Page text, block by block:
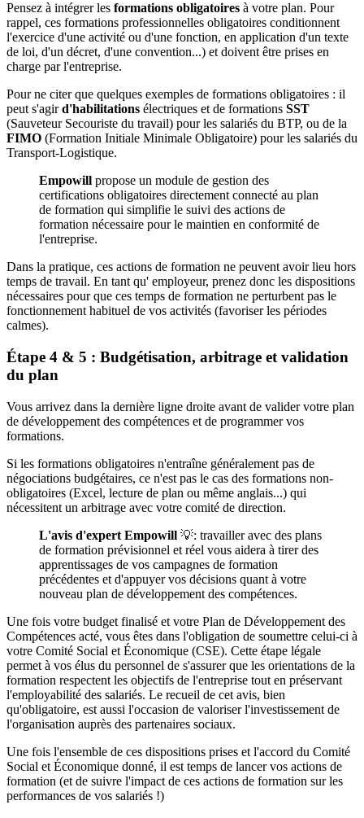
Pensez à intégrer les formations obligatoires à votre plan. Pour
rappel, ces formations professionnelles obligatoires conditionnent
l'exercice d'une activité ou d'une fonction, en application d'un texte
de loi, d'un décret, d'une convention...) et doivent être prises en
charge par l'entreprise.
Pour ne citer que quelques exemples de formations obligatoires : il
peut s'agird'habilitations électriques et de formations SST
(Sauveteur Secouriste du travail) pour les salariés du BTP, ou de la
FIMO (Formation Initiale Minimale Obligatoire) pour les salariés du
Transport-Logistique.
Empowill propose un module de gestion des
certifications obligatoires directement connecté au plan
de formation qui simplifie le suivi des actions de
formation nécessaire pour le maintien en conformité de
l'entreprise.
Dans la pratique, ces actions de formation ne peuvent avoir lieu hors
temps de travail. En tant qu' employeur, prenez donc les dispositions
nécessaires pour que ces temps de formation ne perturbent pas le
fonctionnement habituel de vos activités (favoriser les périodes
calmes).
Étape 4 & 5 : Budgétisation, arbitrage et validation
du plan
Vous arrivez dans la dernière ligne droite avant de valider votre plan
de développement des compétences et de programmer vos
formations.
Si les formations obligatoires n'entraîne généralement pas de
négociations budgétaires, ce n'est pas le cas des formations non-
obligatoires (Excel, lecture de plan ou même anglais...) qui
nécessitent un arbitrage avec votre comité de direction.
L'avis d'expert Empowill 💡: travailler avec des plans
de formation prévisionnel et réel vous aidera à tirer des
apprentissages de vos campagnes de formation
précédentes et d'appuyer vos décisions quant à votre
nouveau plan de développement des compétences.
Une fois votre budget finalisé et votre Plan de Développement des
Compétences acté, vous êtes dans l'obligation de soumettre celui-ci à
votre Comité Social et Économique (CSE). Cette étape légale
permet à vos élus du personnel de s'assurer que les orientations de la
formation respectent les objectifs de l'entreprise tout en préservant
l'employabilité des salariés. Le recueil de cet avis, bien
qu'obligatoire, est aussi l'occasion de valoriser l'investissement de
l'organisation auprès des partenaires sociaux.
Une fois l'ensemble de ces dispositions prises et l'accord du Comité
Social et Économique donné, il est temps de lancer vos actions de
formation (et de suivre l'impact de ces actions de formation sur les
performances de vos salariés !)